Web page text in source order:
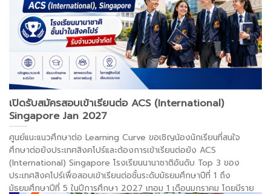
เปิดรับสมัครสอบเข้าเรียนต่อ ACS (International)
Singapore Jan 2027
ศูนย์แนะแนวศึกษาต่อ Learning Curve ขอเชิญน้องนักเรียนที่สนใจ
ศึกษาต่อยังประเทศสิงคโปร์และต้องการเข้าเรียนต่อยัง ACS
(International) Singapore โรงเรียนนานาชาติอันดับ Top 3 ของ
ประเทศสิงคโปร์เพื่อสอบเข้าเรียนต่อชั้นระดับมัธยมศึกษาปีที่ 1 ถึง
มัธยมศึกษาปีที่ 5 ในปีการศึกษา 2027 เทอม 1 เดือนมกราคม โดยมีราย